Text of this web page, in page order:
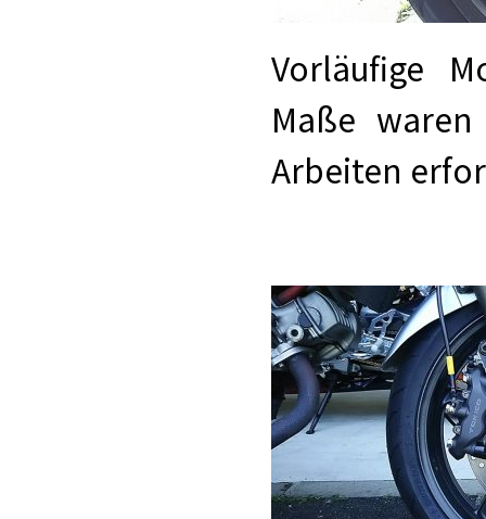
Vorläufige
Maße
Arbeiten